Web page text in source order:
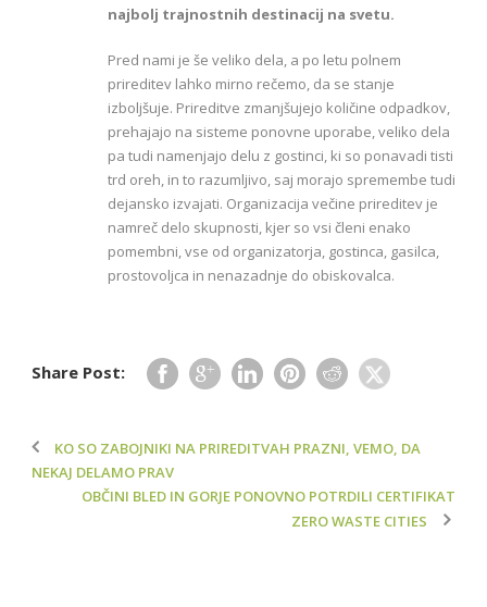
najbolj trajnostnih destinacij na svetu.
Pred nami je še veliko dela, a po letu polnem
prireditev lahko mirno rečemo, da se stanje
izboljšuje. Prireditve zmanjšujejo količine odpadkov,
prehajajo na sisteme ponovne uporabe, veliko dela
pa tudi namenjajo delu z gostinci, ki so ponavadi tisti
trd oreh, in to razumljivo, saj morajo spremembe tudi
dejansko izvajati. Organizacija večine prireditev je
namreč delo skupnosti, kjer so vsi členi enako
pomembni, vse od organizatorja, gostinca, gasilca,
prostovoljca in nenazadnje do obiskovalca.
Share Post:
KO SO ZABOJNIKI NA PRIREDITVAH PRAZNI, VEMO, DA
NEKAJ DELAMO PRAV
OBČINI BLED IN GORJE PONOVNO POTRDILI CERTIFIKAT
ZERO WASTE CITIES